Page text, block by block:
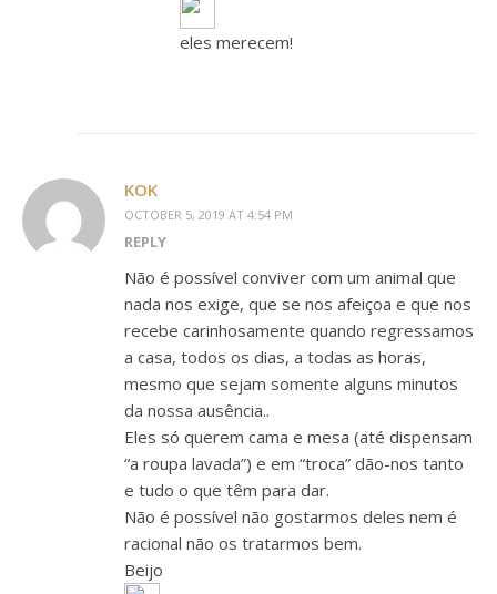
eles merecem!
KOK
OCTOBER 5, 2019 AT 4:54 PM
REPLY
Não é possível conviver com um animal que
nada nos exige, que se nos afeiçoa e que nos
recebe carinhosamente quando regressamos
a casa, todos os dias, a todas as horas,
mesmo que sejam somente alguns minutos
da nossa ausência..
Eles só querem cama e mesa (até dispensam
“a roupa lavada”) e em “troca” dão-nos tanto
e tudo o que têm para dar.
Não é possível não gostarmos deles nem é
racional não os tratarmos bem.
Beijo